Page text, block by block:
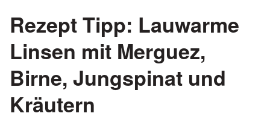
Rezept Tipp: Lauwarme
Linsen mit Merguez,
Birne, Jungspinat und
Kräutern